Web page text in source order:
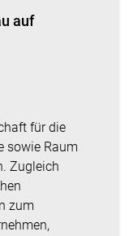
auf
für die
sowie Raum
Zugleich
zum